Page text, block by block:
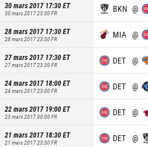
30 mars 2017 17:30ET
30 mars 2017 23:30FR BKN @
28 mars 2017 17:30ET
28 mars 2017 23:30FR MIA @
27 mars 2017 17:30ET
27 mars 2017 23:30FR DET @
24 mars 2017 18:00ET
24 mars 2017 23:00FR DET @
22 mars 2017 19:00ET
23 mars 2017 00:00FR DET @
21 mars 2017 18:30ET
21 mars 2017 23:30FR DET @